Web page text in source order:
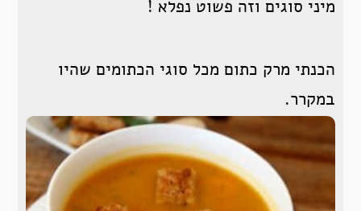
מיני סוגים וזה פשוט נפלא !
הכנתי מרק כתום מכל סוגי הכתומים שהיו
במקרר.